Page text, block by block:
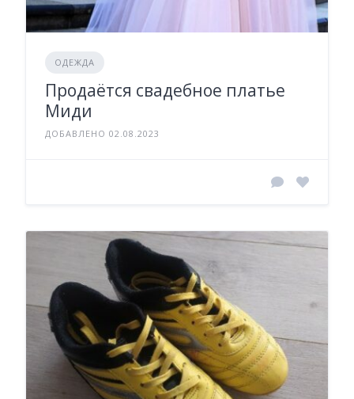
ОДЕЖДА
Продаётся свадебное платье
Миди
ДОБАВЛЕНО 02.08.2023